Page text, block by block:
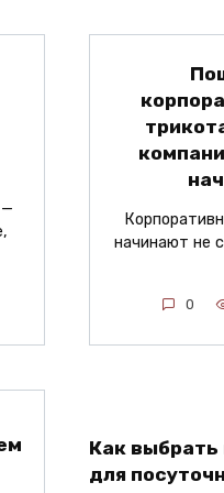
—
начинают не
0
Как выбрать
для